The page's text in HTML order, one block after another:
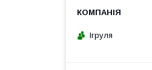
Ігруля